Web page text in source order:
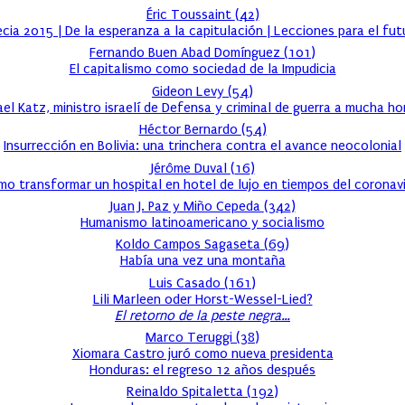
Éric Toussaint (42)
2015 | De la esperanza a la capitulación | Lecciones para el
Fernando Buen Abad Domínguez (101)
El capitalismo como sociedad de la Impudicia
Gideon Levy (54)
Katz, ministro israelí de Defensa y criminal de guerra a mucha
Héctor Bernardo (54)
Insurrección en Bolivia: una trinchera contra el avance neocolonial
Jérôme Duval (16)
transformar un hospital en hotel de lujo en tiempos del
Juan J. Paz y Miño Cepeda (342)
Humanismo latinoamericano y socialismo
Koldo Campos Sagaseta (69)
Había una vez una montaña
Luis Casado (161)
Lili Marleen oder Horst-Wessel-Lied?
El retorno de la peste negra…
Marco Teruggi (38)
Xiomara Castro juró como nueva presidenta
Honduras: el regreso 12 años después
Reinaldo Spitaletta (192)